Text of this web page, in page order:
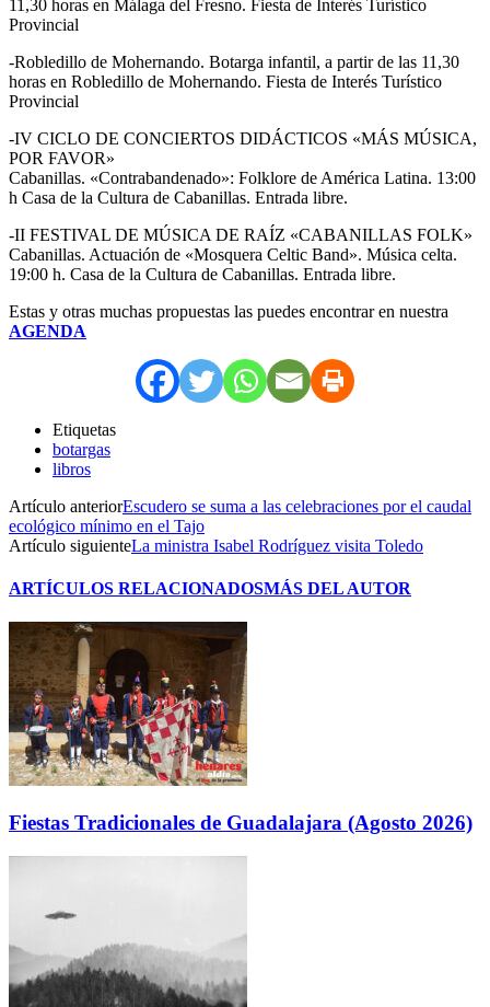
11,30 horas en Málaga del Fresno. Fiesta de Interés Turístico
Provincial
-Robledillo de Mohernando. Botarga infantil, a partir de las 11,30
horas en Robledillo de Mohernando. Fiesta de Interés Turístico
Provincial
-IV CICLO DE CONCIERTOS DIDÁCTICOS «MÁS MÚSICA,
POR FAVOR»
Cabanillas. «Contrabandenado»: Folklore de América Latina. 13:00
h Casa de la Cultura de Cabanillas. Entrada libre.
-II FESTIVAL DE MÚSICA DE RAÍZ «CABANILLAS FOLK»
Cabanillas. Actuación de «Mosquera Celtic Band». Música celta.
19:00 h. Casa de la Cultura de Cabanillas. Entrada libre.
Estas y otras muchas propuestas las puedes encontrar en nuestra
AGENDA
Etiquetas
botargas
libros
Artículo anteriorEscudero se suma a las celebraciones por el caudal
ecológico mínimo en el Tajo
Artículo siguienteLa ministra Isabel Rodríguez visita Toledo
ARTÍCULOS RELACIONADOSMÁS DEL AUTOR
Fiestas Tradicionales de Guadalajara (Agosto 2026)